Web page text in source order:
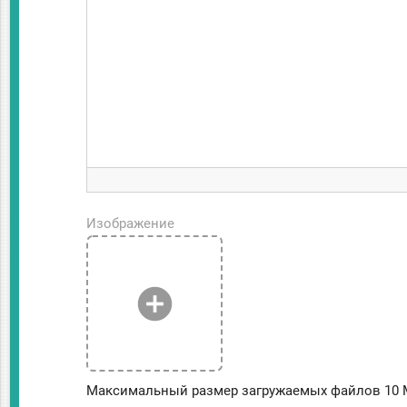
add_circle
Изображение
Максимальный размер загружаемых файлов 10